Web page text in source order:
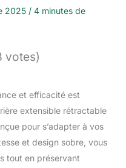
2025 / 4 minutes de
votes)
et efficacité est
extensible rétractable
pour s’adapter à vos
et design sobre, vous
tout en préservant